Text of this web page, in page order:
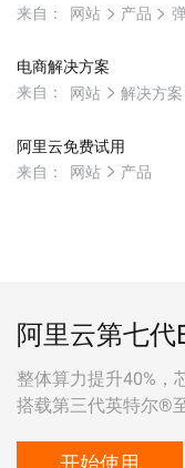
来自：
网站 产品
电商解决方案
来自：
网站 解决方案
阿里云免费试用
来自：
网站 产品
阿里云第七代
整体算力提升40%，
搭载第三代英特尔®
开始使用